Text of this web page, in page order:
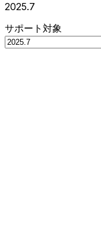
2025.7
サポート対象